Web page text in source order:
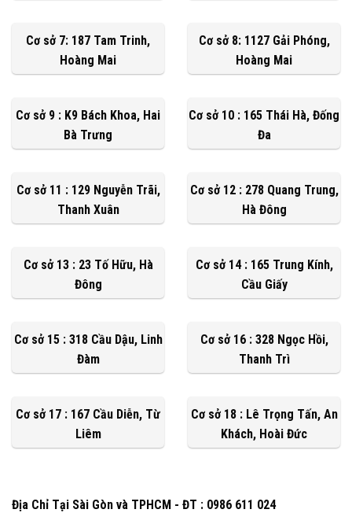
Cơ sở 7: 187 Tam Trinh,
Hoàng Mai
Cơ sở 8: 1127 Gải Phóng,
Hoàng Mai
Cơ sở 9 : K9 Bách Khoa, Hai
Bà Trưng
Cơ sở 10 : 165 Thái Hà, Đống
Đa
Cơ sở 11 : 129 Nguyễn Trãi,
Thanh Xuân
Cơ sở 12 : 278 Quang Trung,
Hà Đông
Cơ sở 13 : 23 Tố Hữu, Hà
Đông
Cơ sở 14 : 165 Trung Kính,
Cầu Giấy
Cơ sở 15 : 318 Cầu Dậu, Linh
Đàm
Cơ sở 16 : 328 Ngọc Hồi,
Thanh Trì
Cơ sở 17 : 167 Cầu Diễn, Từ
Liêm
Cơ sở 18 : Lê Trọng Tấn, An
Khách, Hoài Đức
Địa Chỉ Tại Sài Gòn và TPHCM - ĐT : 0986 611 024